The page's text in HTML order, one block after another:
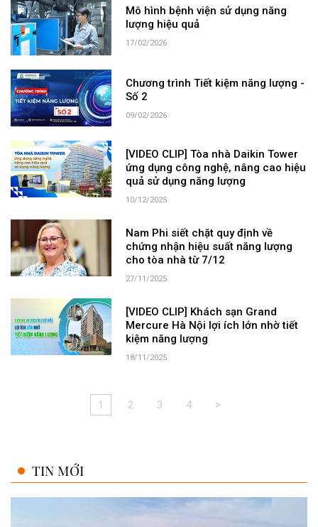
Mô hình bệnh viện sử dụng năng
lượng hiệu quả
17/02/2026
Chương trình Tiết kiệm năng lượng -
Số 2
09/02/2026
[VIDEO CLIP] Tòa nhà Daikin Tower
ứng dụng công nghệ, nâng cao hiệu
quả sử dụng năng lượng
10/12/2025
Nam Phi siết chặt quy định về
chứng nhận hiệu suất năng lượng
cho tòa nhà từ 7/12
27/11/2025
[VIDEO CLIP] Khách sạn Grand
Mercure Hà Nội lợi ích lớn nhờ tiết
kiệm năng lượng
18/11/2025
1 2 3 4 >
TIN MỚI